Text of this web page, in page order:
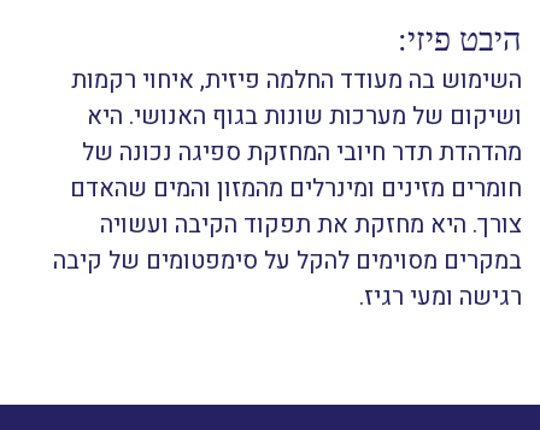
היבט פיזי:
השימוש בה מעודד החלמה פיזית, איחוי רקמות
ושיקום של מערכות שונות בגוף האנושי. היא
מהדהדת תדר חיובי המחזקת ספיגה נכונה של
חומרים מזינים ומינרלים מהמזון והמים שהאדם
צורך. היא מחזקת את תפקוד הקיבה ועשויה
במקרים מסוימים להקל על סימפטומים של קיבה
רגישה ומעי רגיז.